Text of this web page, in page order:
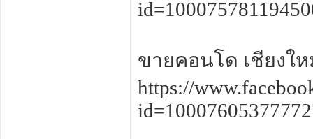
ขายคอนโด เชียงใ
https://